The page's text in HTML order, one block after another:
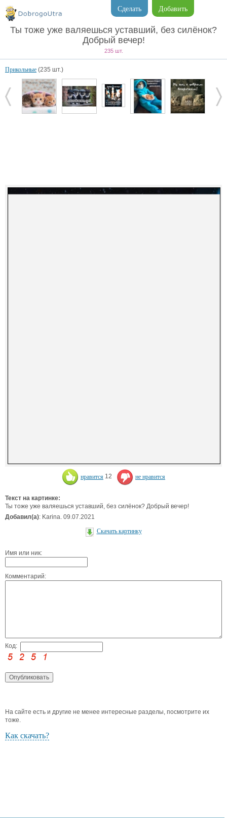
Добавить
Сделать
Ты тоже уже валяешься уставший, без силёнок?
Добрый вечер!
235 шт.
Прикольные (235 шт.)
нравится 12 не нравится
Текст на картинке:
Ты тоже уже валяешься уставший, без силёнок? Добрый вечер!
Добавил(а): Karina. 09.07.2021
Скачать картинку
Имя или ник:
Комментарий:
Код:
На сайте есть и другие не менее интересные разделы, посмотрите их
тоже.
Как скачать?